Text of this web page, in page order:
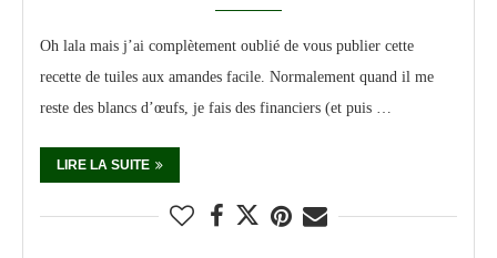
Oh lala mais j’ai complètement oublié de vous publier cette
recette de tuiles aux amandes facile. Normalement quand il me
reste des blancs d’œufs, je fais des financiers (et puis …
LIRE LA SUITE